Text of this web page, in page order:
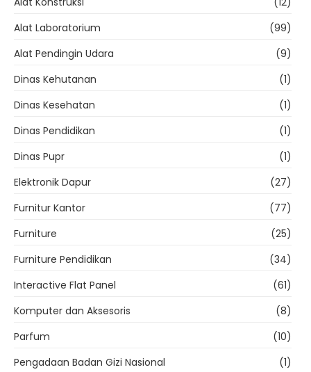
Alat Laboratorium
(99)
Alat Pendingin Udara
(9)
Dinas Kehutanan
(1)
Dinas Kesehatan
(1)
Dinas Pendidikan
(1)
Dinas Pupr
(1)
Elektronik Dapur
(27)
Furnitur Kantor
(77)
Furniture
(25)
Furniture Pendidikan
(34)
Interactive Flat Panel
(61)
Komputer dan Aksesoris
(8)
Parfum
(10)
Pengadaan Badan Gizi Nasional
(1)